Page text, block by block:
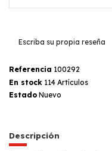
Escriba su propia reseña
Referencia 100292
En stock 114 Artículos
Estado Nuevo
Descripción